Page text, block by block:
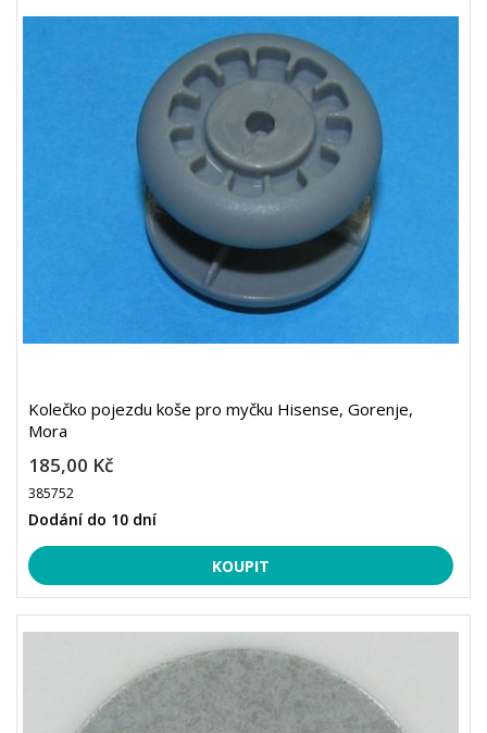
Kolečko pojezdu koše pro myčku Hisense, Gorenje,
Mora
185,00 Kč
385752
Dodání do 10 dní